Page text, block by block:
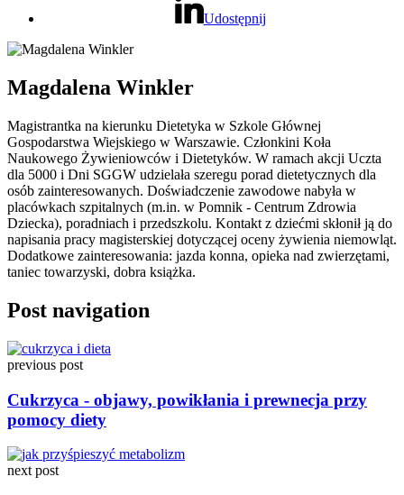
Udostępnij
Magdalena Winkler
Magistrantka na kierunku Dietetyka w Szkole Głównej
Gospodarstwa Wiejskiego w Warszawie. Członkini Koła
Naukowego Żywieniowców i Dietetyków. W ramach akcji Uczta
dla 5000 i Dni SGGW udzielała szeregu porad dietetycznych dla
osób zainteresowanych. Doświadczenie zawodowe nabyła w
placówkach szpitalnych (m.in. w Pomnik - Centrum Zdrowia
Dziecka), poradniach i przedszkolu. Kontakt z dziećmi skłonił ją do
napisania pracy magisterskiej dotyczącej oceny żywienia niemowląt.
Dodatkowe zainteresowania: jazda konna, opieka nad zwierzętami,
taniec towarzyski, dobra książka.
Post navigation
previous post
Cukrzyca - objawy, powikłania i prewnecja przy
pomocy diety
next post